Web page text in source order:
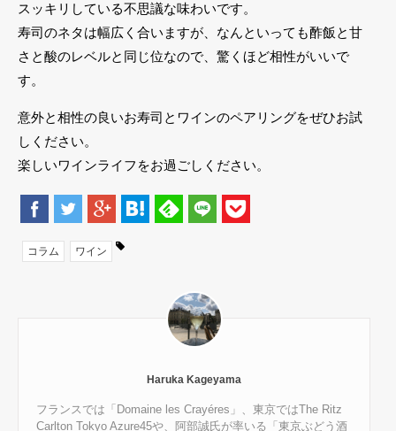
スッキリしている不思議な味わいです。
寿司のネタは幅広く合いますが、なんといっても酢飯と甘
さと酸のレベルと同じ位なので、驚くほど相性がいいで
す。
意外と相性の良いお寿司とワインのペアリングをぜひお試
しください。
楽しいワインライフをお過ごしください。
コラム ワイン
Haruka Kageyama
フランスでは「Domaine les Crayéres」、東京ではThe Ritz
Carlton Tokyo Azure45や、阿部誠氏が率いる「東京ぶどう酒